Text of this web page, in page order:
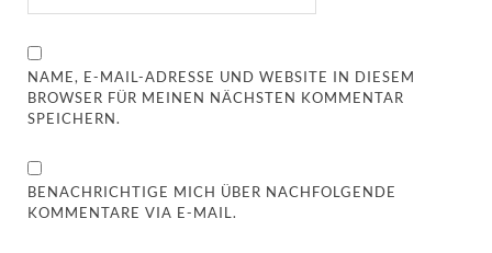
NAME, E-MAIL-ADRESSE UND WEBSITE IN DIESEM
BROWSER FÜR MEINEN NÄCHSTEN KOMMENTAR
SPEICHERN.
BENACHRICHTIGE MICH ÜBER NACHFOLGENDE
KOMMENTARE VIA E-MAIL.